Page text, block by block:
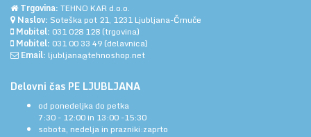
Trgovina: TEHNO KAR d.o.o.
Naslov: Soteška pot 21, 1231 Ljubljana-Črnuče
Mobitel: 031 028 128 (trgovina)
Mobitel: 031 00 33 49 (delavnica)
Email: ljubljana@tehnoshop.net
Delovni čas PE LJUBLJANA
od ponedeljka do petka
7:30 - 12:00 in 13:00 -15:30
sobota, nedelja in prazniki:zaprto